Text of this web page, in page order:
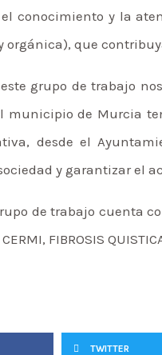
conocimiento y la
orgánica), que
grupo de trabajo
municipio de Murcia
desde el
y garantizar el
de trabajo cuenta
FIBROSIS
TWITTER